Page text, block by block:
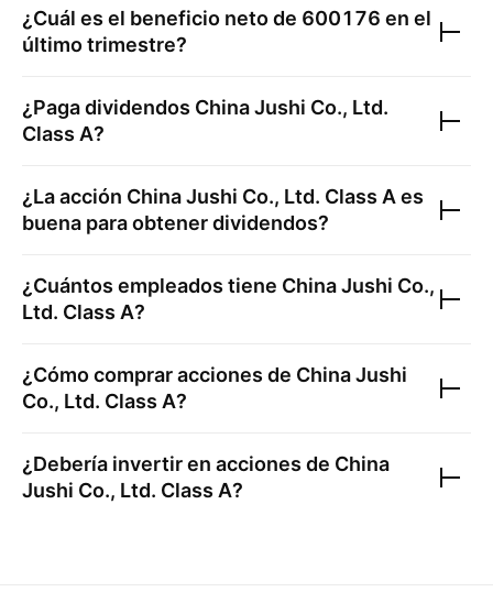
¿Cuál es el beneficio neto de 600176 en el
último trimestre?
¿Paga dividendos China Jushi Co., Ltd.
Class A?
¿La acción China Jushi Co., Ltd. Class A es
buena para obtener dividendos?
¿Cuántos empleados tiene China Jushi Co.,
Ltd. Class A?
¿Cómo comprar acciones de China Jushi
Co., Ltd. Class A?
¿Debería invertir en acciones de China
Jushi Co., Ltd. Class A?